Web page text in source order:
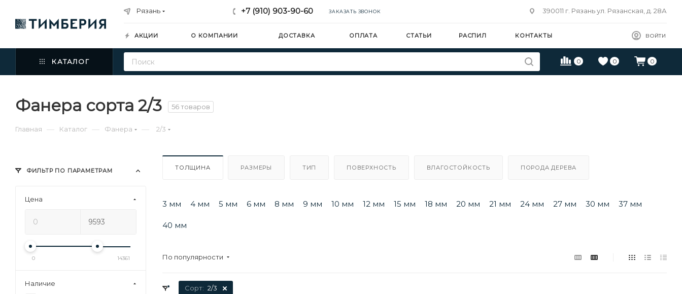
Рязань +7 (910) 903-90-60 ЗАКАЗАТЬ ЗВОНОК 390011 г. Рязань ул. Рязанская, д. 28А
ВОЙТИ
АКЦИИ О КОМПАНИИ ДОСТАВКА ОПЛАТА СТАТЬИ РАСПИЛ КОНТАКТЫ
0 0 0
КАТАЛОГ
Фанера сорта 2/3 56 товаров
Главная — Каталог — Фанера — 2/3
ТОЛЩИНА РАЗМЕРЫ ТИП ПОВЕРХНОСТЬ ВЛАГОСТОЙКОСТЬ ПОРОДА ДЕРЕВА
3 мм 4 мм 5 мм 6 мм 8 мм 9 мм 10 мм 12 мм 15 мм 18 мм 20 мм 21 мм 24 мм 27 мм 30 мм 37 мм
40 мм
По популярности
Сорт: 2/3
ФИЛЬТР ПО ПАРАМЕТРАМ
Цена
0 14361
Наличие